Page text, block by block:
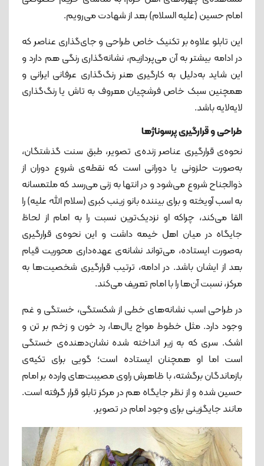
امام حسین (علیه السلام) بعد از شهادت می‌رویم.
این تابلو علاوه بر تکنیک خاص طراحی و جای‌گذاری عناصر که
در ادامه بیشتر به آن می‌پردازیم، نشانه‌گذاری‌ رنگی هم دارد و
این شاید به‌دلیل به کارگیری هنر رنگ‌گذاری عرفانی ایرانی و
همچنین سبک خاص فرشچیان معروف به تاش یا رنگ‌گذاری
لایه‌لایه باشد.
طراحی و قرارگیری پرسوناژها
نحوه‌ی‌ قرارگیری عناصر زنده‌ی تصویر، طبق سنت گذشتگان،
به‌صورت حلزونی یا دورانی‌ است که نقطه‌ی شروع دوران از
ذوالجناح شروع می‌شود و در انتها به زنی می‌رسد که ملتمسانه
به اسب آویخته و برای بیننده بانو زینب کبری (سلام الله علیه) را
القا می‌کند‌، چراکه او نزدیک‌ترین نسبت را به امام از لحاظ
جایگاه در میان اهل خیمه داشت و این نحوه‌ی‌ قرارگیری
به‌صورت ایستاده، می‌تواند نشانه‌ی عهده‌داری محوریت قیام
بعد از ایشان باشد. در ادامه، ترتیب قرارگیری شخصیت‌ها به
مرکز، نسبت آن‌ها را با امام تعریف می‌کند.
در طراحی اسب نشانه‌های خطی از شکستگی، خستگی و غم
وجود دارد. مثل خطوط مواج یال‌ها، رد خون و زخم بر تن و
اشک. سری که به زیر انداخته شده نشان‌دهنده‌ی خستگی
ا‌ست اما او همچنان ایستاده است؛ گویی برای تکیه‌ی‌
بازماندگان برگشته، با ظاهرش راوی مصیبت‌های وارده بر امام
حسین شده و از نظر جایگاه هم در مرکز تابلو قرار گرفته است.
مانند جایگزینی برای وجود امام در تصویر.